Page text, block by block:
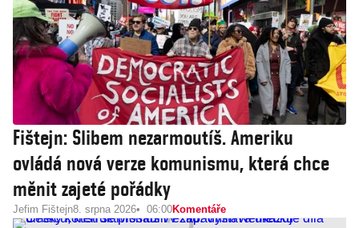
Fištejn: Slibem nezarmoutíš. Ameriku
ovládá nová verze komunismu, která chce
měnit zajeté pořádky
Jefim Fištejn8. srpna 2026 06:00Komentáře